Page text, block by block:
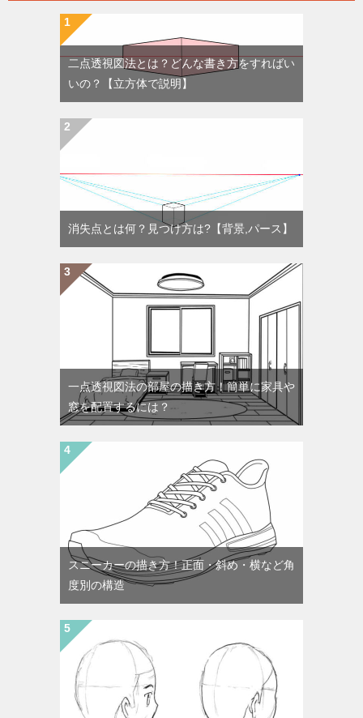
二点透視図法とは？どんな書き方をすればい
いの？【立方体で説明】
消失点とは何？見つけ方は?【背景,パース】
一点透視図法の部屋の描き方！簡単に家具や
窓を配置するには？
スニーカーの描き方！正面・斜め・横など角
度別の構造